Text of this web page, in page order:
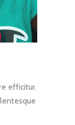
efficitur.